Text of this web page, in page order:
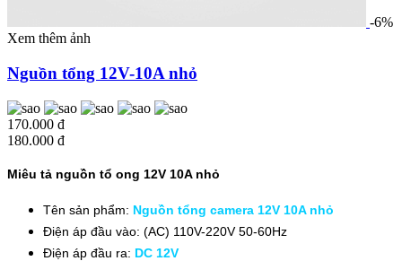
-6%
Xem thêm ảnh
Nguồn tổng 12V-10A nhỏ
170.000 đ
180.000 đ
Miêu tả nguồn tổ ong 12V 10A nhỏ
Tên sản phẩm: Nguồn tổng camera 12V 10A nhỏ
Điện áp đầu vào: (AC) 110V-220V 50-60Hz
Điện áp đầu ra: DC 12V